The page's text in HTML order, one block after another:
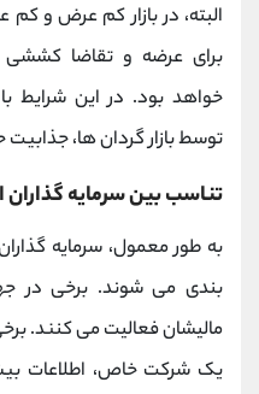
البته، در بازار کم عرض
برای عرضه و تقاضا کششی
خواهد بود. در این شرایط
توسط بازار گردان ها،
تناسب بین سرمایه گذاران
به طور معمول، سرمایه
بندی می شوند. برخی در
مالیشان فعالیت می کنند.
یک شرکت خاص، اطلاعات